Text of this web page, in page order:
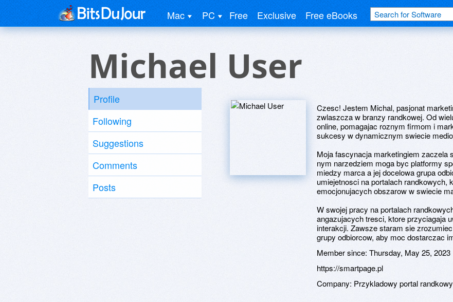
Mac PC Free Exclusive Free eBooks
Michael User
Profile
Following
Suggestions
Comments
Posts
Czesc! Jestem Michal, pasjonat
zwlaszcza w branzy randkowej. Od
online, pomagajac roznym firmom i
sukcesy w dynamicznym swiecie
Moja fascynacja marketingiem zaczela
nym narzedziem moga byc platformy
miedzy marca a jej docelowa grupa
umiejetnosci na portalach
emocjonujacych obszarow w swiecie
W swojej pracy na portalach
angazujacych tresci, ktore przyciagaja
interakcji. Zawsze staram sie
grupy odbiorcow, aby moc dostarczac
Member since: Thursday, May 25, 2023
https://smartpage.pl
Company: Przykladowy portal randkowy